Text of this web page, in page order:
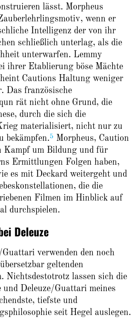
lässt. Morpheus
wenn er
Intelligenz der von ihr
schließlich unterlag, als die
unterwarfen. Lemmy
ihrer Etablierung böse Mächte
Cautions Haltung weniger
Das französische
rät nicht ohne Grund, die
durch die sich die
materialisiert, nicht nur zu
bekämpfen.5 Morpheus, Caution
Kampf um Bildung und für
Ermittlungen Folgen haben,
es mit Deckard weitergeht und
die die
Filmen im Hinblick auf
durchspielen.
Deleuze
verwenden den noch
geltenden
Nichtsdestotrotz lassen sich die
und Deleuze/Guattari meines
tiefste und
seit Hegel auslegen.